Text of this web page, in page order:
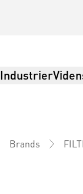
Industrier
Brands